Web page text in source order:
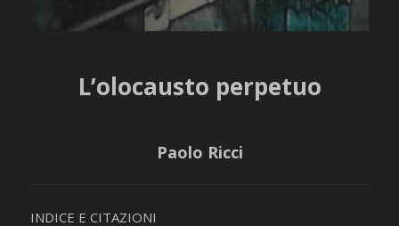
L’olocausto perpetuo
Paolo Ricci
INDICE E CITAZIONI